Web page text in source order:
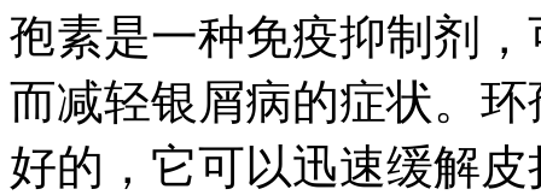
孢素是一种免疫抑制剂
而减轻银屑病的症状。
好的，它可以迅速缓解